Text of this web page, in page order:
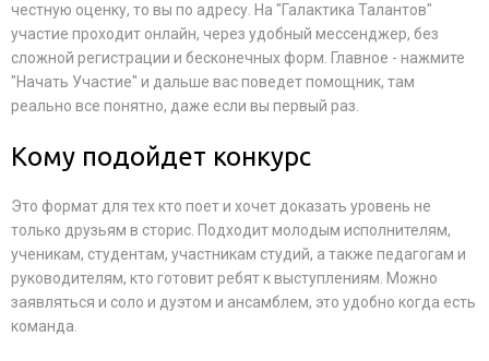
честную оценку, то вы по адресу. На "Галактика Талантов"
участие проходит онлайн, через удобный мессенджер, без
сложной регистрации и бесконечных форм. Главное - нажмите
"Начать Участие" и дальше вас поведет помощник, там
реально все понятно, даже если вы первый раз.
Кому подойдет конкурс
Это формат для тех кто поет и хочет доказать уровень не
только друзьям в сторис. Подходит молодым исполнителям,
ученикам, студентам, участникам студий, а также педагогам и
руководителям, кто готовит ребят к выступлениям. Можно
заявляться и соло и дуэтом и ансамблем, это удобно когда есть
команда.